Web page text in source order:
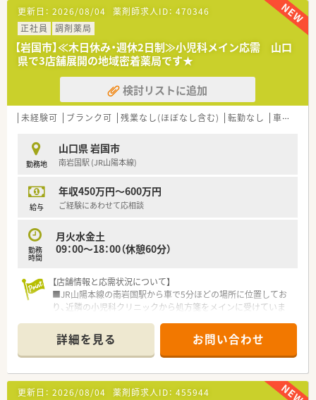
■ツルハグループとして中国地方で業界最大規模のドラッグス
トア・調剤薬局を運営する企業です。ドラッグストアとして売
上・利益・店舗数共に業界トップクラスです。
■年間で10店舗以上の新規出店を継続しており、新卒採用に関
しても中国地方で最も入社人数が多い法人です。薬剤師の平均
年齢は33歳です。
■調剤薬局部門で採用された薬剤師の業務は調剤業務（調剤・投
薬・監査・在宅）がメインとなり、レジ打ちなどはございません。
OTCについての知識も深まるためこれから必要な「マルチの
力」が身につきます。
ニティ等、様々なテーマで健康セミナーを年間130回以上開催し
ています。
います。
■近隣に店舗数が多く、フォロー体制も整っています。
■働き方改革に沿って、有給休暇消化が促進されています。
的に残業は少ないため、調剤併設店でも18時半～19時までには
帰宅できる店舗がほとんどです。※繁忙期等は科目によって残
＜こんな方にもオススメ＞
■調剤の経験を積みつつ、OTCも学べる環境に身を置きたい方
■生活スタイルに合わせて長く働きたい方
更新日： 2026/08/04 薬剤師求人ID： 470346
正社員
調剤薬局
【岩国市】≪木日休み・週休2日制≫小児科メイン応需 山口
県で3店舗展開の地域密着薬局です★
検討リストに追加
未経験可 ブランク可 残業なし(ほぼなし含む) 転勤なし 車通勤可
勤務地
山口県 岩国市
南岩国駅 (JR山陽本線)
給与
年収450万円～600万円
ご経験にあわせて応相談
勤務
時間
月火水金土
09：00～18：00（休憩60分）
【店舗情報と応需状況について】
■JR山陽本線の南岩国駅から車で5分ほどの場所に位置してお
り、近隣の小児科クリニックから処方箋をメインに受けていま
■処方箋枚数は1日平均40枚ほどで、科目構成は小児科が中心で
すが、他にも内科や皮膚科など幅広い内容に対応している店舗で
す。
■勤務体制は常勤薬剤師1名に対して事務員が常時3名体制とな
っており、調剤業務に専念しやすい手厚い環境が整っています。
詳細を見る お問い合わせ
更新日： 2026/08/04 薬剤師求人ID： 455944